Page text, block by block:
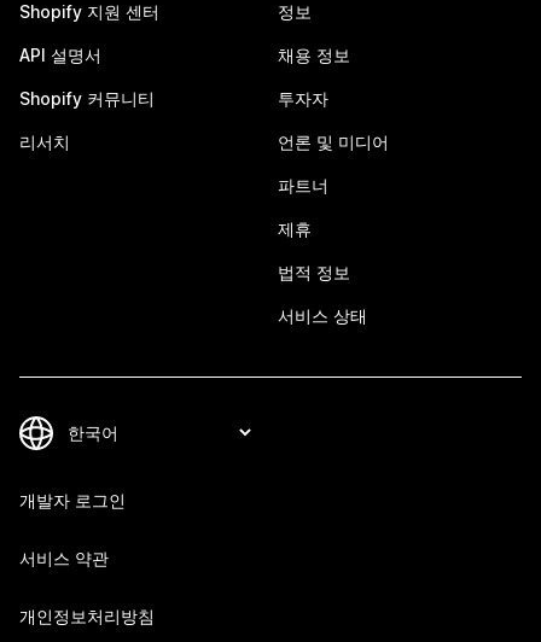
Shopify 지원 센터
API 설명서
Shopify 커뮤니티
리서치
정보
채용 정보
투자자
언론 및 미디어
파트너
제휴
법적 정보
서비스 상태
개발자 로그인
서비스 약관
개인정보처리방침